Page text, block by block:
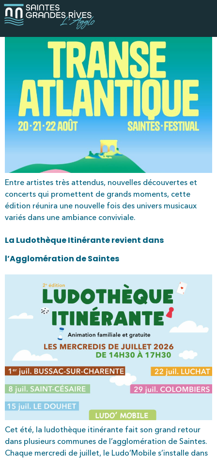
Festival Transe Atlantique 2026
Entre artistes très attendus, nouvelles découvertes et
concerts qui promettent de grands moments, cette
édition réunira une nouvelle fois des univers musicaux
variés dans une ambiance conviviale.
La Ludothèque Itinérante revient dans
l’Agglomération de Saintes
Cet été, la ludothèque itinérante fait son grand retour
dans plusieurs communes de l’agglomération de Saintes.
Chaque mercredi de juillet, le Ludo’Mobile s’installe dans